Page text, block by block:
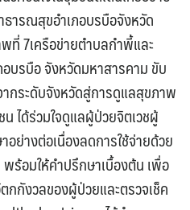
ารณสุขอำเภอบรบือจังหวัด
ที่ 7เครือข่ายตำบลกำพี้และ
บรบือ จังหวัดมหาสารคาม ขับ
กระดับจังหวัดสู่การดูแลสุขภาพ
ได้ร่วมใจดูแลผู้ป่วยจิตเวชผู้
อย่างต่อเนื่องลดการใช้จ่ายด้วย
ร้อมให้คำปรึกษาเบื้องต้น เพื่อ
กกังวลของผู้ป่วยและตรวจเช็ค